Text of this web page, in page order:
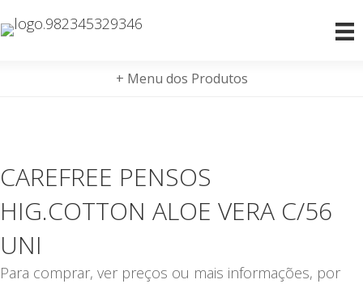
+ Menu dos Produtos
CAREFREE PENSOS
HIG.COTTON ALOE VERA C/56
UNI
Para comprar, ver preços ou mais informações, por